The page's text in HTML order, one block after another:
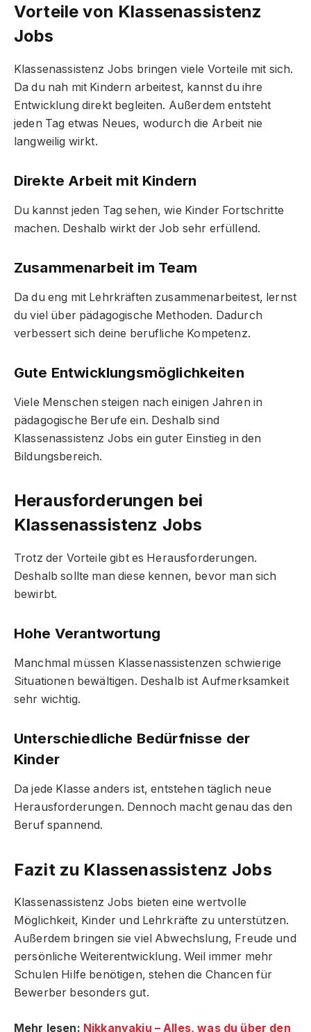
Vorteile von Klassenassistenz
Jobs
Klassenassistenz Jobs bringen viele Vorteile mit sich.
Da du nah mit Kindern arbeitest, kannst du ihre
Entwicklung direkt begleiten. Außerdem entsteht
jeden Tag etwas Neues, wodurch die Arbeit nie
langweilig wirkt.
Direkte Arbeit mit Kindern
Du kannst jeden Tag sehen, wie Kinder Fortschritte
machen. Deshalb wirkt der Job sehr erfüllend.
Zusammenarbeit im Team
Da du eng mit Lehrkräften zusammenarbeitest, lernst
du viel über pädagogische Methoden. Dadurch
verbessert sich deine berufliche Kompetenz.
Gute Entwicklungsmöglichkeiten
Viele Menschen steigen nach einigen Jahren in
pädagogische Berufe ein. Deshalb sind
Klassenassistenz Jobs ein guter Einstieg in den
Bildungsbereich.
Herausforderungen bei
Klassenassistenz Jobs
Trotz der Vorteile gibt es Herausforderungen.
Deshalb sollte man diese kennen, bevor man sich
bewirbt.
Hohe Verantwortung
Manchmal müssen Klassenassistenzen schwierige
Situationen bewältigen. Deshalb ist Aufmerksamkeit
sehr wichtig.
Unterschiedliche Bedürfnisse der
Kinder
Da jede Klasse anders ist, entstehen täglich neue
Herausforderungen. Dennoch macht genau das den
Beruf spannend.
Fazit zu Klassenassistenz Jobs
Klassenassistenz Jobs bieten eine wertvolle
Möglichkeit, Kinder und Lehrkräfte zu unterstützen.
Außerdem bringen sie viel Abwechslung, Freude und
persönliche Weiterentwicklung. Weil immer mehr
Schulen Hilfe benötigen, stehen die Chancen für
Bewerber besonders gut.
Mehr lesen: Nikkanyakiu – Alles, was du über den